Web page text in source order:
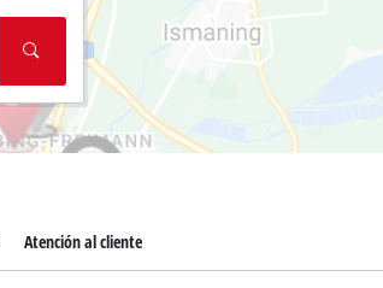
húmedos y secos
de limpieza
Atención al cliente